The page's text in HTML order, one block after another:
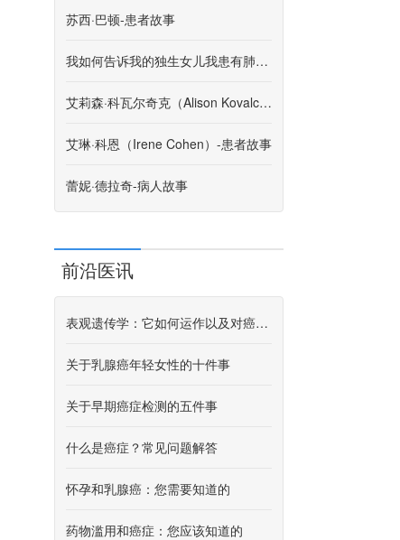
苏西·巴顿-患者故事
我如何告诉我的独生女儿我患有肺癌。
艾莉森·科瓦尔奇克（Alison Kovalchik）-患者故事
艾琳·科恩（Irene Cohen）-患者故事
蕾妮·德拉奇-病人故事
前沿医讯
表观遗传学：它如何运作以及对癌症研究意味着什么
关于乳腺癌年轻女性的十件事
关于早期癌症检测的五件事
什么是癌症？常见问题解答
怀孕和乳腺癌：您需要知道的
药物滥用和癌症：您应该知道的